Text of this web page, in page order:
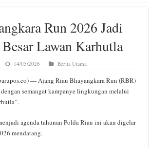
Run 2026 Jadi
Lawan Karhutla
14/05/2026 Berita Utama
— Ajang Riau Bhayangkara Run (RBR)
semangat kampanye lingkungan melalui
agenda tahunan Polda Riau ini akan digelar
mendatang.